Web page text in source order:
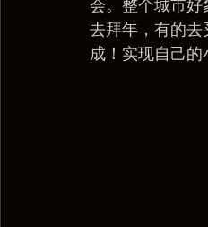
会。整个城市
去拜年，有的去
成！实现自己的